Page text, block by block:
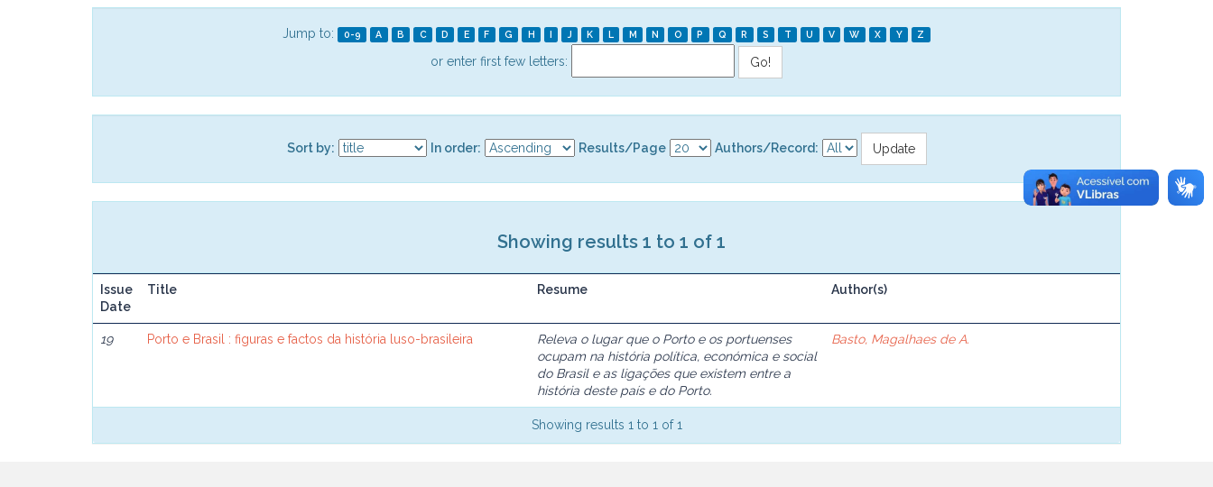
Jump to: 0-9 A B C D E F G H I J K L M N O P Q R S T U V W X Y Z
or enter first few letters:
Sort by: In order: Results/Page Authors/Record:
Showing results 1 to 1 of 1
Issue
Date
Title Resume Author(s)
19 Porto e Brasil : figuras e factos da história luso-brasileira
Releva o lugar que o Porto e os portuenses
ocupam na história política, económica e social
do Brasil e as ligações que existem entre a
história deste país e do Porto.
Basto, Magalhaes de A.
Showing results 1 to 1 of 1